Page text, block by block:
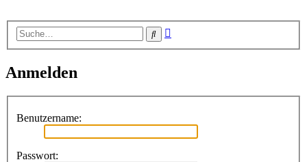
Suche
Anmelden
Benutzername:
Passwort: